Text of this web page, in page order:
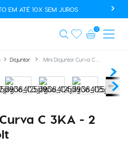
EM ATÉ 10X SEM JUROS
0
Disjuntor
C 3KA - 2